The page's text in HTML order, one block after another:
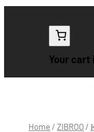
Your
Home / ZIBROO /